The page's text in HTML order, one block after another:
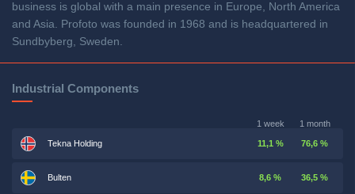
business is global with a main presence in Europe, North America
and Asia. Profoto was founded in 1968 and is headquartered in
Sundbyberg, Sweden.
Industrial Components
1 week 1 month
Tekna Holding 11,1 % 76,6 %
Bulten 8,6 % 36,5 %